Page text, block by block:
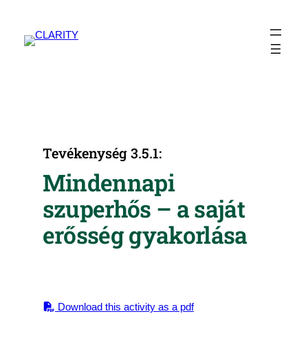
tartalomhoz
Tevékenység 3.5.1:
Mindennapi
szuperhős – a saját
erősség gyakorlása
Download this activity as a pdf